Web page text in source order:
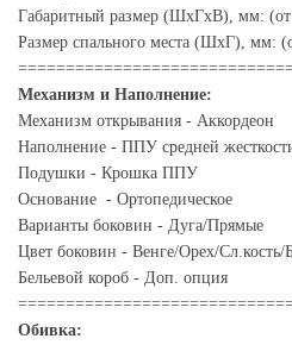
Габаритный размер (ШхГхВ), мм: (от
Размер спального места (ШхГ), мм:
Механизм и Наполнение:
Механизм открывания - Аккордеон
Наполнение - ППУ средней
Подушки - Крошка ППУ
Основание - Ортопедическое
Варианты боковин - Дуга/Прямые
Цвет боковин - Венге/Орех/Сл.кость/
Бельевой короб - Доп. опция
Обивка: